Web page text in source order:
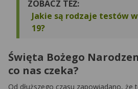
ZOBACZ TEŻ:
Jakie są rodzaje testów
19?
Święta Bożego
co nas czeka?
Od dłuższego czasu zapowiadano, że